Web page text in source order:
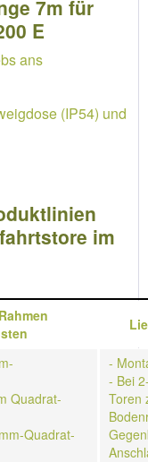
7m für
E
ans
(IP54) und
im
Rahmen
Quadrat-
Quadrat-
-
- Bei
Toren